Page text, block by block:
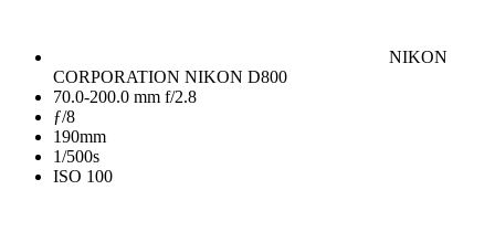
NIKON
CORPORATION NIKON D800
70.0-200.0 mm f/2.8
ƒ/8
190mm
1/500s
ISO 100